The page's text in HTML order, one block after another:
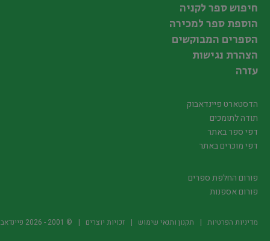
חיפוש ספר לקניה
הוספת ספר למכירה
הספרים המבוקשים
הצהרת נגישות
עזרה
הדסטארט פיינדאבוק
תודה לתומכים
דפי ספר באתר
דפי מוכרים באתר
פורום החלפת ספרים
פורום אספנות
מדיניות הפרטיות תקנון ותנאי שימוש זכויות יוצרים © 2001 -
2026